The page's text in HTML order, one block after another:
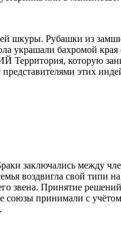
шкуры. Рубашки из
бахромой
которую
этих
заключались между
воздвигла свой типи
звена. Принятие
принимали с